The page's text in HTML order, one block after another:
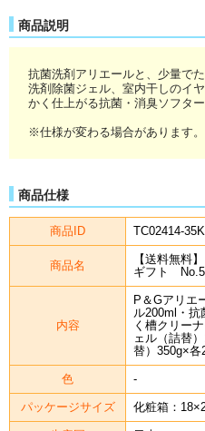
商品説明
抗菌洗剤アリエールと、少量で
洗剤除菌ジェル、室内干しのイ
かく仕上がる抗菌・消臭ソフタ
※仕様が変わる場合があります。
商品仕様
商品ID TC02414-
商品名
【送料無料
ギフト
内容
P＆Gアリエ
ル200ml・抗
く槽クリー
ェル（詰替
替）350g×各
色 -
パッケージサイズ 化粧箱：